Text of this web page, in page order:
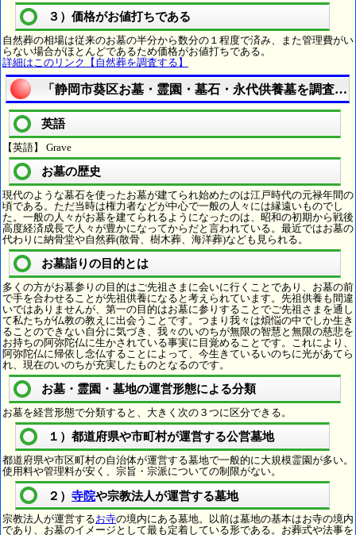
３）価格がお値打ちである
自然葬の相場は従来のお墓の半分から数分の１程度で済み、また管理費がい
らない場合がほとんどであるため価格がお値打ちである。
詳細はこのリンク【自然葬を調査する】
「静岡市葵区お墓・霊園・墓石・永代供養墓を調査
英語
【英語】 Grave
お墓の歴史
現代のような墓石を使ったお墓が建てられ始めたのは江戸時代の元禄年間の
頃である。ただ当時は権力者などが中心で一般の人々には縁遠いものでし
た。一般の人々がお墓を建てられるようになったのは、昭和の初期から戦後
高度経済成長で人々が豊かになってからだと言われている。最近ではお墓の
代わりに納骨堂や自然葬(散骨、樹木葬、海洋葬)なども見られる。
お墓詣りの目的とは
多くの方がお墓参りの目的はご先祖さまに会いに行くことであり、お墓の前
で手を合わせることが先祖供養になると考えられています。先祖供養も間違
いではありませんが、第一の目的はお墓に参りすることでご先祖さまを通し
て私たちが仏教の教えに出会うことです。つまり我々は煩悩の中でしか生き
ることのできない自分に気づき、我々のいのちが無限の智慧と無限の慈悲を
お持ちの阿弥陀仏に生かされている事実に目覚めることです。これにより、
阿弥陀仏に帰依し念仏することによって、今生きているいのちに光があてら
れ、現在のいのちが充実したものとなるのです。
お墓・霊園・墓地の運営形態による分類
お墓を経営形態で分類すると、大きく次の３つに区分できる。
１）都道府県や市町村が運営する公営墓地
都道府県や市区町村の自治体が運営する墓地で一般的に大規模霊園が多い。
使用料や管理料が安く、宗旨・宗派についての制限がない。
２） 寺院や宗教法人が運営する墓地
宗教法人が運営するお寺の境内にある墓地。以前は墓地の基本はお寺の境内
であり、お墓のイメージとして最も定着している形である。お葬式や法事を